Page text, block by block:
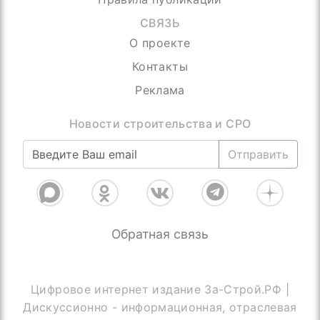
СВЯЗЬ
О проекте
Контакты
Реклама
Отправить
Обратная связь
Цифровое интернет издание За-Строй.РФ |
Дискуссионно - информационная, отраслевая